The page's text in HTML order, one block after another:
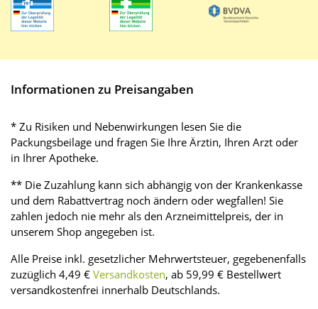
Informationen zu Preisangaben
* Zu Risiken und Nebenwirkungen lesen Sie die
Packungsbeilage und fragen Sie Ihre Ärztin, Ihren Arzt oder
in Ihrer Apotheke.
** Die Zuzahlung kann sich abhängig von der Krankenkasse
und dem Rabattvertrag noch ändern oder wegfallen! Sie
zahlen jedoch nie mehr als den Arzneimittelpreis, der in
unserem Shop angegeben ist.
Alle Preise inkl. gesetzlicher Mehrwertsteuer, gegebenenfalls
zuzüglich 4,49 € Versandkosten, ab 59,99 € Bestellwert
versandkostenfrei innerhalb Deutschlands.